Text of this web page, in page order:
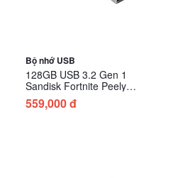
Bộ nhớ USB
128GB USB 3.2 Gen 1
Sandisk Fortnite Peely
Edition SDCZIF-128G-G46
559,000 đ